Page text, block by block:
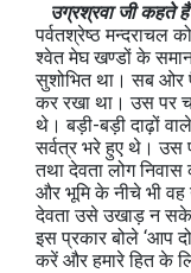
उग्रश्रवा जी कहते
पर्वतश्रेष्ठ मन्दराचल
श्वेत मेघ खण्डों के
सुशोभित था। सब ओर
कर रखा था। उस पर
थे। बड़ी-बड़ी दाढ़ों
सर्वत्र भरे हुए थे। उस
तथा देवता लोग
और भूमि के नीचे भी वह
देवता उसे उखाड़ न सके,
इस प्रकार बोले ‘आप
करें और हमारे हित के